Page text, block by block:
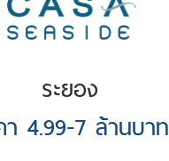
อมูลส่วนบุคคล
ระยอง
า 4.99-7 ล้านบาท